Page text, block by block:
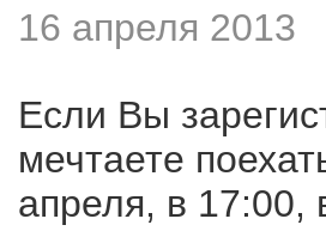
16 апреля 2013
Если Вы
мечтаете
апреля, в